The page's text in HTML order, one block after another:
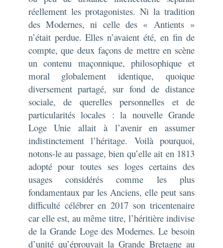
réellement les protagonistes. Ni la tradition
des Modernes, ni celle des « Antients »
n’était perdue. Elles n’avaient été, en fin de
compte, que deux façons de mettre en scène
un contenu maçonnique, philosophique et
moral globalement identique, quoique
diversement partagé, sur fond de distance
sociale, de querelles personnelles et de
particularités locales : la nouvelle Grande
Loge Unie allait à l’avenir en assumer
indistinctement l’héritage. Voilà pourquoi,
notons-le au passage, bien qu’elle ait en 1813
adopté pour toutes ses loges certains des
usages considérés comme les plus
fondamentaux par les Anciens, elle peut sans
difficulté célébrer en 2017 son tricentenaire
car elle est, au même titre, l’héritière indivise
de la Grande Loge des Modernes. Le besoin
d’unité qu’éprouvait la Grande Bretagne au